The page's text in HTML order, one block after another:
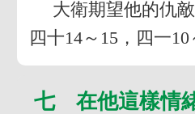
大衛期望他的仇
四十14～15，四一10
七 在他這樣情